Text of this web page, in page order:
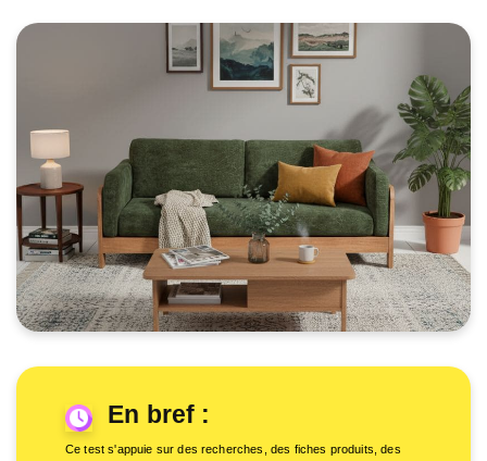
En bref :
Ce test s'appuie sur des recherches, des fiches produits, des